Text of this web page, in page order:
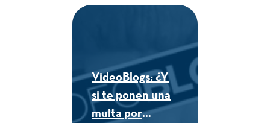
VideoBlogs: ¿Y
si te ponen una
multa por